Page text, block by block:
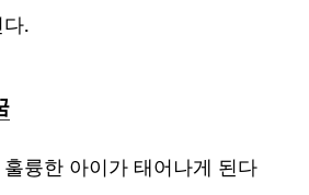
.
륭한 아이가 태어나게 된다